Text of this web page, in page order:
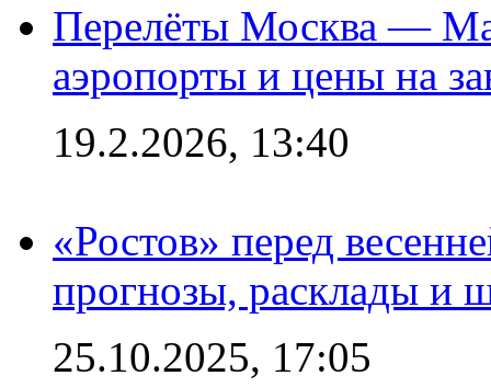
Перелёты Москва —
аэропорты и цены на
19.2.2026, 13:40
«Ростов» перед
прогнозы, расклады и
25.10.2025, 17:05